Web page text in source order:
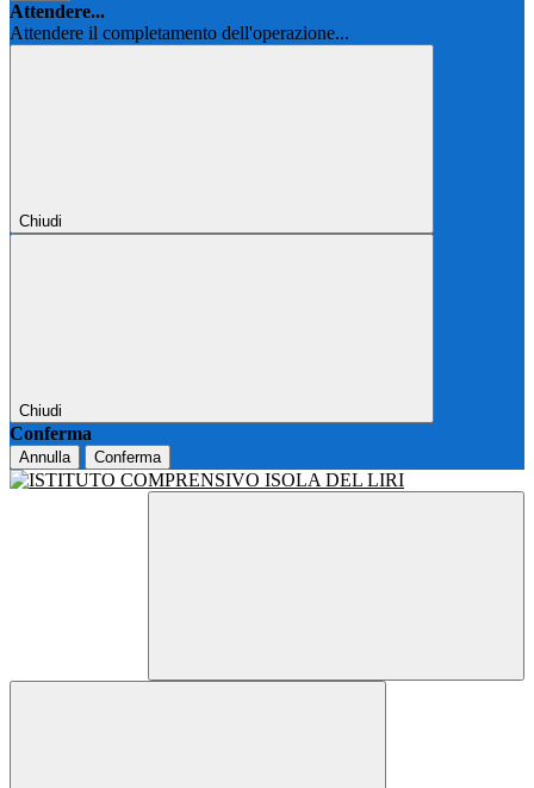
Attendere...
Attendere il completamento dell'operazione...
Chiudi
Chiudi
Conferma
Annulla Conferma